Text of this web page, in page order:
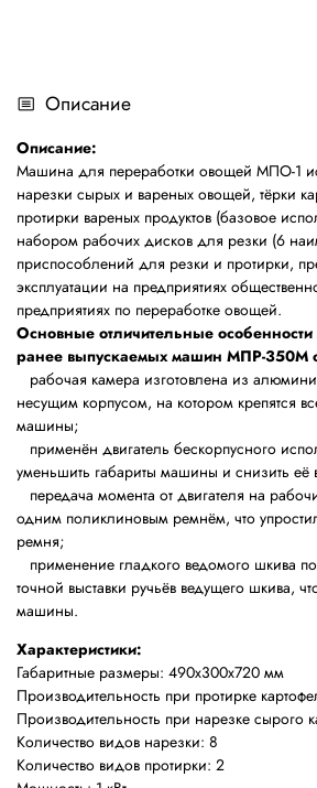
Описание
Описание:
Машина для переработки овощей МПО-1
нарезки сырых и вареных овощей, тёрки
протирки вареных продуктов (базовое
набором рабочих дисков для резки (6
приспособлений для резки и протирки,
эксплуатации на предприятиях
предприятиях по переработке овощей.
Основные отличительные
ранее выпускаемых машин МПР-350М
рабочая камера изготовлена из
несущим корпусом, на котором крепятся
машины;
применён двигатель бескорпусного
уменьшить габариты машины и снизить её
передача момента от двигателя на
одним поликлиновым ремнём, что
ремня;
применение гладкого ведомого шкива
точной выставки ручьёв ведущего шкива,
машины.
Характеристики:
Габаритные размеры: 490х300х720 мм
Производительность при протирке
Производительность при нарезке сырого
Количество видов нарезки: 8
Количество видов протирки: 2